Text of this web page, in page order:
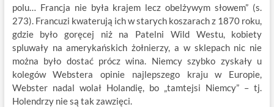
polu… Francja nie była krajem lecz obelżywym słowem” (s.
273). Francuzi kwaterują ich w starych koszarach z 1870 roku,
gdzie było goręcej niż na Patelni Wild Westu, kobiety
spluwały na amerykańskich żołnierzy, a w sklepach nic nie
można było dostać prócz wina. Niemcy szybko zyskały u
kolegów Webstera opinie najlepszego kraju w Europie,
Webster nadal wolał Holandię, bo „tamtejsi Niemcy” – tj.
Holendrzy nie są tak zawzięci.